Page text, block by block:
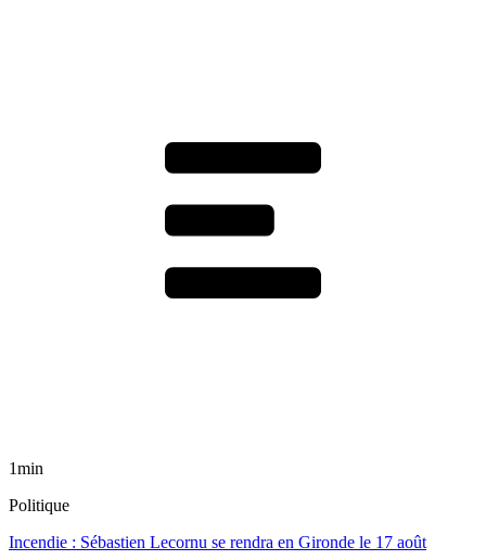
1min
Politique
Incendie : Sébastien Lecornu se rendra en Gironde le 17 août